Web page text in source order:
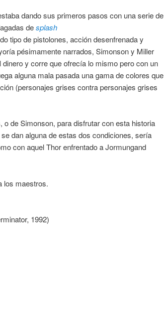
dando sus primeros pasos con una serie de
desplash
tipo de pistolones, acción desenfrenada y
pésimamente narrados, Simonson y Miller
y corre que ofrecía lo mismo pero con un
alguna mala pasada una gama de colores que
(personajes grises contra personajes grises
de Simonson, para disfrutar con esta historia
dan alguna de estas dos condiciones, sería
con aquel Thor enfrentado a Jormungand
los maestros.
1992)